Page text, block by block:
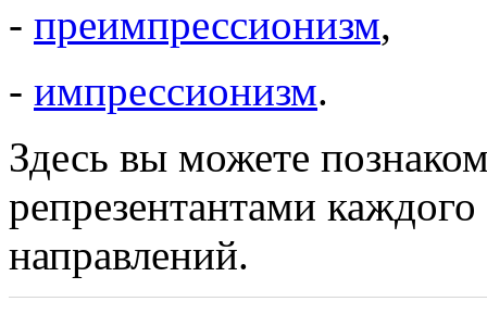
- преимпрессионизм,
- импрессионизм.
Здесь вы можете
репрезентантами
направлений.